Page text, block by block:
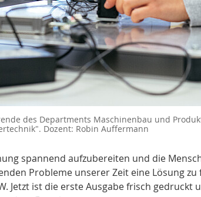
des Departments Maschinenbau und
Dozent: Robin Auffermann
spannend aufzubereiten und die
Probleme unserer Zeit eine Lösung
Jetzt ist die erste Ausgabe frisch